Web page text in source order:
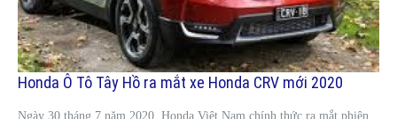
Honda Ô Tô Tây Hồ ra mắt xe Honda CRV mới 2020
Ngày 30 tháng 7 năm 2020, Honda Việt Nam chính thức ra mắt phiên